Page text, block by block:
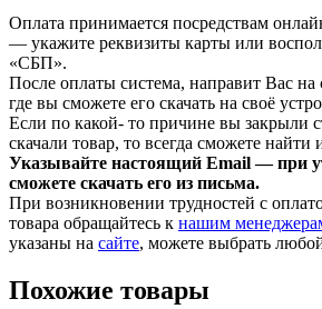
Оплата принимается посредствам
— укажите реквизиты карты или
«СБП».
После оплаты система, направит Вас на
где вы сможете его скачать на своё
Если по какой- то причине вы закрыли
скачали товар, то всегда сможете найти
Указывайте настоящий Email — при
сможете скачать его из письма.
При возникновении трудностей с
товара обращайтесь к нашим
указаны на сайте, можете выбрать
Похожие товары